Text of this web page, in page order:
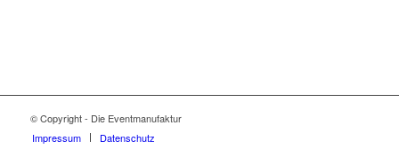
© Copyright - Die Eventmanufaktur
Impressum
Datenschutz